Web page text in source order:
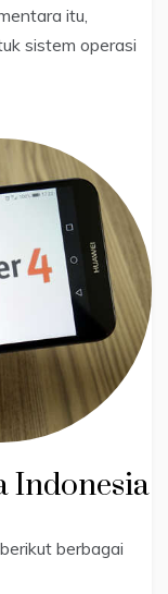
itu,
sistem operasi
Indonesia
berbagai